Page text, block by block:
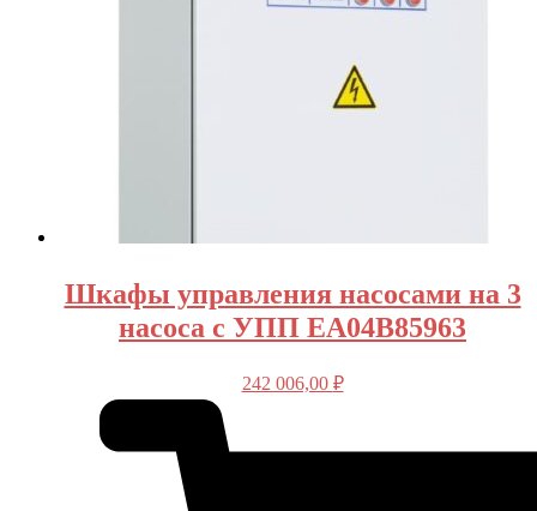
Шкафы управления насосами на 3
насоса с УПП EA04B85963
242 006,00 ₽